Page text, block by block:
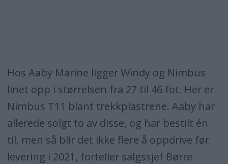
Hos Aaby Marine ligger Windy og Nimbus
linet opp i størrelsen fra 27 til 46 fot. Her er
Nimbus T11 blant trekkplastrene. Aaby har
allerede solgt to av disse, og har bestilt én
til, men så blir det ikke flere å oppdrive før
levering i 2021, forteller salgssjef Børre